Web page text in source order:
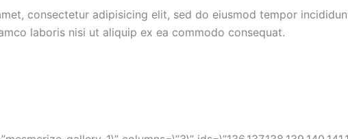
consectetur adipisicing elit, sed do eiusmod tempor
laboris nisi ut aliquip ex ea commodo consequat.